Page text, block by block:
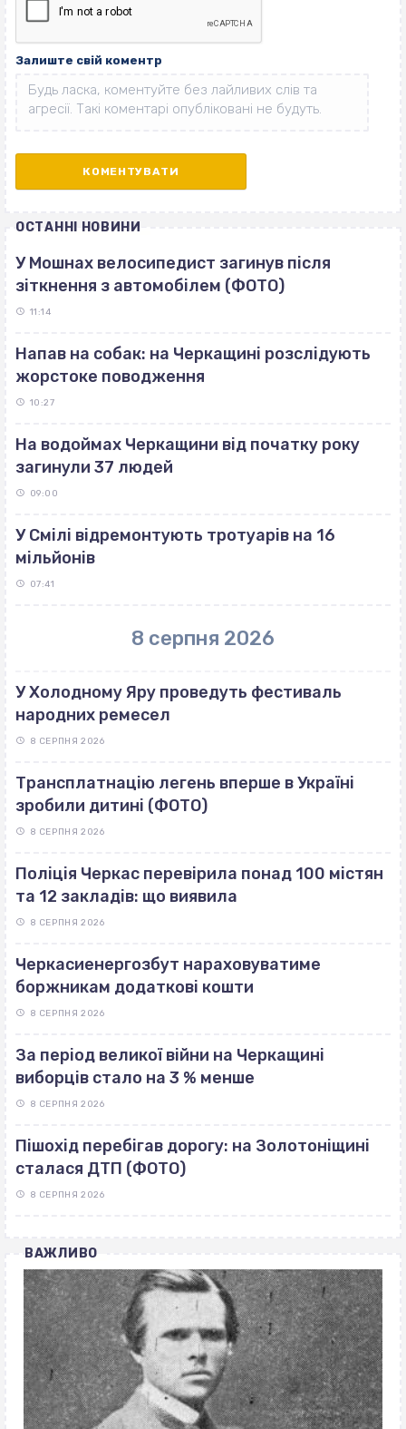
Залиште свій коментр
ОСТАННІ НОВИНИ
У Мошнах велосипедист загинув після
зіткнення з автомобілем (ФОТО)
11:14
Напав на собак: на Черкащині розслідують
жорстоке поводження
10:27
На водоймах Черкащини від початку року
загинули 37 людей
09:00
У Смілі відремонтують тротуарів на 16
мільйонів
07:41
8 серпня 2026
У Холодному Яру проведуть фестиваль
народних ремесел
8 СЕРПНЯ 2026
Трансплатнацію легень вперше в Україні
зробили дитині (ФОТО)
8 СЕРПНЯ 2026
Поліція Черкас перевірила понад 100 містян
та 12 закладів: що виявила
8 СЕРПНЯ 2026
Черкасиенергозбут нараховуватиме
боржникам додаткові кошти
8 СЕРПНЯ 2026
За період великої війни на Черкащині
виборців стало на 3 % менше
8 СЕРПНЯ 2026
Пішохід перебігав дорогу: на Золотоніщині
сталася ДТП (ФОТО)
8 СЕРПНЯ 2026
ВАЖЛИВО